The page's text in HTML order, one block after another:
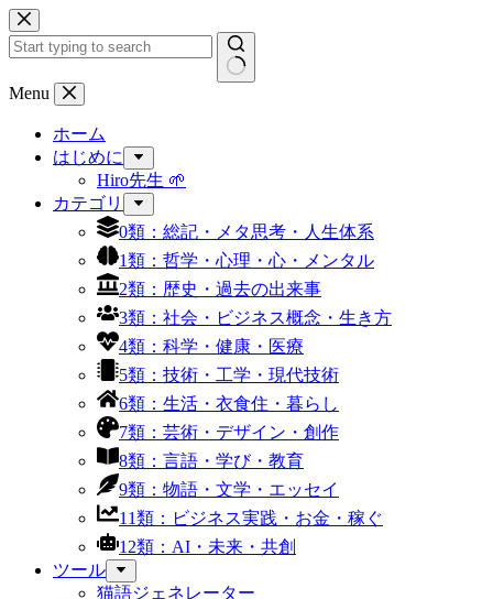
コ
ン
テ
ン
結
Menu
ホーム
はじめに
Hiro先生 🌱
カテゴリ
0類：総記・メタ思考・人生体系
1類：哲学・心理・心・メンタル
2類：歴史・過去の出来事
3類：社会・ビジネス概念・生き方
4類：科学・健康・医療
5類：技術・工学・現代技術
6類：生活・衣食住・暮らし
7類：芸術・デザイン・創作
8類：言語・学び・教育
9類：物語・文学・エッセイ
11類：ビジネス実践・お金・稼ぐ
12類：AI・未来・共創
ツール
猫語ジェネレーター